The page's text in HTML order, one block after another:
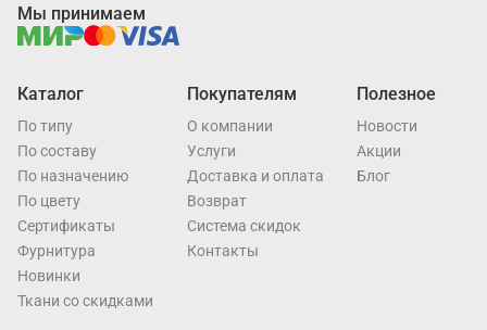
Каталог
По типу
По составу
По назначению
По цвету
Cертификаты
Фурнитура
Новинки
Ткани со скидками
Покупателям
О компании
Услуги
Доставка и оплата
Возврат
Система скидок
Контакты
Полезное
Новости
Акции
Блог
Мы принимаем